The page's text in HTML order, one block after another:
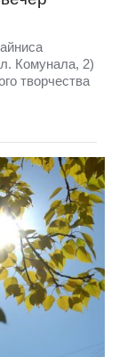
Комунала, 2)
творчества